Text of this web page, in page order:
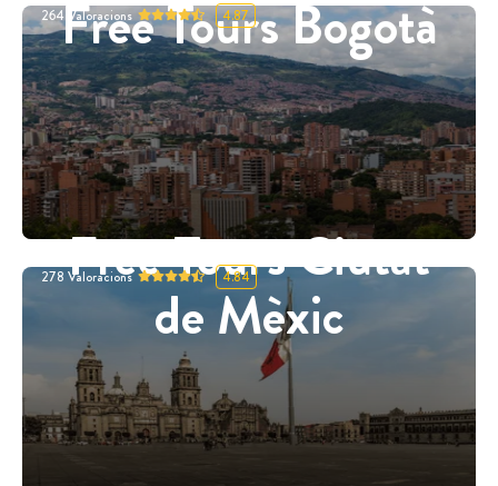
Free Tours Bogotà
264 Valoracions 4.87
Free Tours Ciutat
de Mèxic
278 Valoracions 4.84